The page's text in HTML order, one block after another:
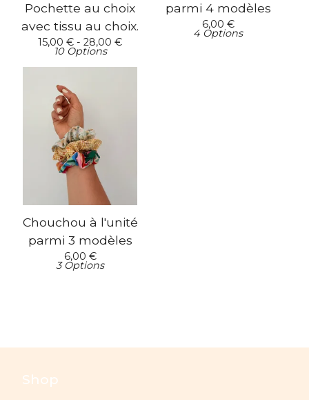
Pochette au choix
avec tissu au choix.
15,00 € - 28,00 €
10 Options
parmi 4 modèles
6,00 €
4 Options
Chouchou à l'unité
parmi 3 modèles
6,00 €
3 Options
Shop